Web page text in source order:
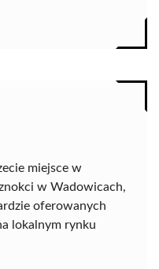
miejsce w
w Wadowicach,
oferowanych
lokalnym rynku